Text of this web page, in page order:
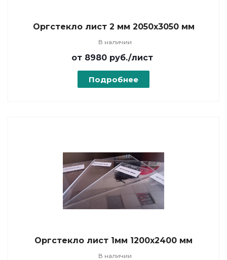
Оргстекло лист 2 мм 2050х3050 мм
В наличии
от 8980 руб./лист
Подробнее
Оргстекло лист 1мм 1200х2400 мм
В наличии